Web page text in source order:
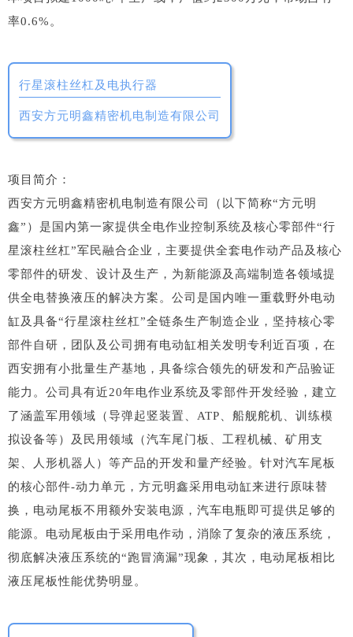
率0.6%。
行星滚柱丝杠及电执行器
西安方元明鑫精密机电制造有限公司
项目简介：
西安方元明鑫精密机电制造有限公司（以下简称“方元明
鑫”）是国内第一家提供全电作业控制系统及核心零部件“行
星滚柱丝杠”军民融合企业，主要提供全套电作动产品及核心
零部件的研发、设计及生产，为新能源及高端制造各领域提
供全电替换液压的解决方案。公司是国内唯一重载野外电动
缸及具备“行星滚柱丝杠”全链条生产制造企业，坚持核心零
部件自研，团队及公司拥有电动缸相关发明专利近百项，在
西安拥有小批量生产基地，具备综合领先的研发和产品验证
能力。公司具有近20年电作业系统及零部件开发经验，建立
了涵盖军用领域（导弹起竖装置、ATP、船舰舵机、训练模
拟设备等）及民用领域（汽车尾门板、工程机械、矿用支
架、人形机器人）等产品的开发和量产经验。针对汽车尾板
的核心部件-动力单元，方元明鑫采用电动缸来进行原味替
换，电动尾板不用额外安装电源，汽车电瓶即可提供足够的
能源。电动尾板由于采用电作动，消除了复杂的液压系统，
彻底解决液压系统的“跑冒滴漏”现象，其次，电动尾板相比
液压尾板性能优势明显。